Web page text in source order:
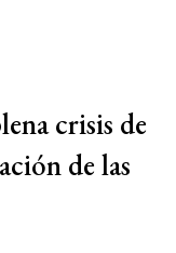
crisis de
de las